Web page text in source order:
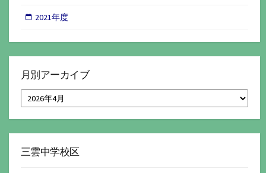
2021年度
月別アーカイブ
月
別
ア
イ
三雲中学校区